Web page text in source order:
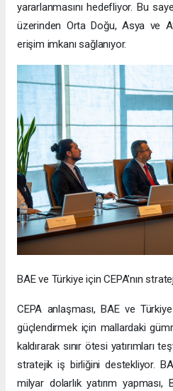
yararlanmasını hedefliyor. Bu
üzerinden Orta Doğu, Asya ve
erişim imkanı sağlanıyor.
BAE ve Türkiye için CEPA’nın
CEPA anlaşması, BAE ve
güçlendirmek için mallardaki
kaldırarak sınır ötesi yatırımları
stratejik iş birliğini destekliyor.
milyar dolarlık yatırım yapması,